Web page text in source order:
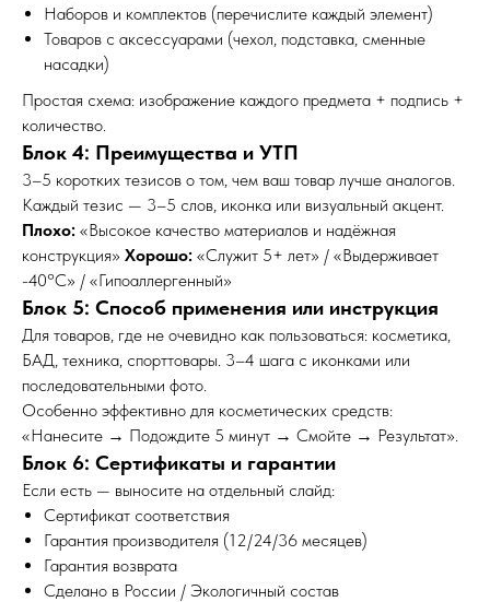
Наборов и комплектов (перечислите каждый элемент)
Товаров с аксессуарами (чехол, подставка, сменные
насадки)
Простая схема: изображение каждого предмета + подпись +
количество.
Блок 4: Преимущества и УТП
3–5 коротких тезисов о том, чем ваш товар лучше аналогов.
Каждый тезис — 3–5 слов, иконка или визуальный акцент.
Плохо: «Высокое качество материалов и надёжная
конструкция» Хорошо: «Служит 5+ лет» / «Выдерживает
-40°C» / «Гипоаллергенный»
Блок 5: Способ применения или инструкция
Для товаров, где не очевидно как пользоваться: косметика,
БАД, техника, спорттовары. 3–4 шага с иконками или
последовательными фото.
Особенно эффективно для косметических средств:
«Нанесите → Подождите 5 минут → Смойте → Результат».
Блок 6: Сертификаты и гарантии
Если есть — выносите на отдельный слайд:
Сертификат соответствия
Гарантия производителя (12/24/36 месяцев)
Гарантия возврата
Сделано в России / Экологичный состав